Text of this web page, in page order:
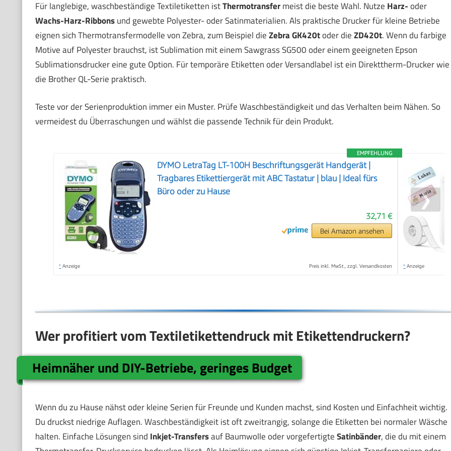
Für langlebige, waschbeständige Textiletiketten istThermotransfermeist die beste Wahl. Nutze Harz-oder
Wachs-Harz-Ribbonsund gewebte Polyester- oder Satinmaterialien. Als praktische Drucker für kleine Betriebe
eignen sich Thermotransfermodelle von Zebra, zum Beispiel dieZebra GK420toder dieZD420t. Wenn du farbige
Motive auf Polyester brauchst, ist Sublimation mit einem Sawgrass SG500 oder einem geeigneten Epson
Sublimationsdrucker eine gute Option. Für temporäre Etiketten oder Versandlabel ist ein Direkttherm-Drucker wie
die Brother QL-Serie praktisch.
Teste vor der Serienproduktion immer ein Muster. Prüfe Waschbeständigkeit und das Verhalten beim Nähen. So
vermeidest du Überraschungen und wählst die passende Technik für dein Produkt.
EMPFEHLUNG
DYMO LetraTag LT-100H Beschriftungsgerät Handgerät |
Tragbares Etikettiergerät mit ABC Tastatur | blau | Ideal fürs
Büro oder zu Hause
32,71 €
Bei Amazon ansehen
* Anzeige Preis inkl. MwSt., zzgl. Versandkosten * Anzeige
❯
Wer profitiert vom Textiletikettendruck mit Etikettendruckern?
Heimnäher und DIY-Betriebe, geringes Budget
Wenn du zu Hause nähst oder kleine Serien für Freunde und Kunden machst, sind Kosten und Einfachheit wichtig.
Du druckst niedrige Auflagen. Waschbeständigkeit ist oft zweitrangig, solange die Etiketten bei normaler Wäsche
halten. Einfache Lösungen sind Inkjet-Transfersauf Baumwolle oder vorgefertigteSatinbänder, die du mit einem